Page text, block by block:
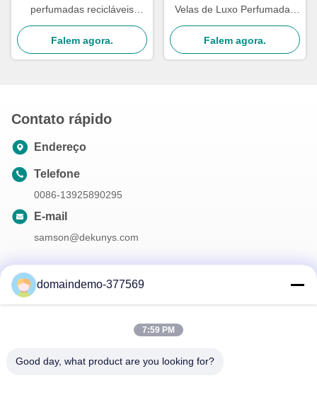
perfumadas recicláveis
embalagem / tubo de velas
rígidas embalagem frasco
8Oz
Falem agora.
Velas de Luxo Perfumadas
com Aroma de Presente,
Forro de Cartão ODM a
Granel
Falem agora.
Contato rápido
Endereço
Telefone
0086-13925890295
E-mail
samson@dekunys.com
A nossa newsletter
domaindemo-377569
7:59 PM
Good day, what product are you looking for?